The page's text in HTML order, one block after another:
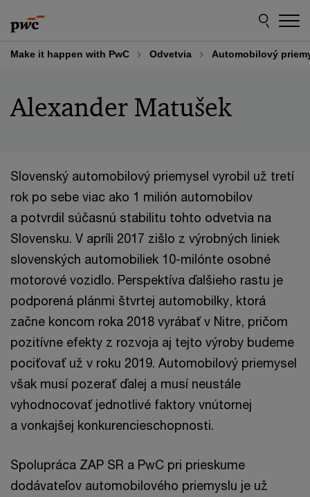
to
content
to
footer
Make it happen with PwC Odvetvia Automobilový
Alexander Matušek
Slovenský automobilový priemysel vyrobil už tretí
rok po sebe viac ako 1 milión automobilov
a potvrdil súčasnú stabilitu tohto odvetvia na
Slovensku. V apríli 2017 zišlo z výrobných liniek
slovenských automobiliek 10-milónte osobné
motorové vozidlo. Perspektíva ďalšieho rastu je
podporená plánmi štvrtej automobilky, ktorá
začne koncom roka 2018 vyrábať v Nitre, pričom
pozitívne efekty z rozvoja aj tejto výroby budeme
pociťovať už v roku 2019. Automobilový priemysel
však musí pozerať ďalej a musí neustále
vyhodnocovať jednotlivé faktory vnútornej
a vonkajšej konkurencieschopnosti.
Spolupráca ZAP SR a PwC pri prieskume
dodávateľov automobilového priemyslu je už